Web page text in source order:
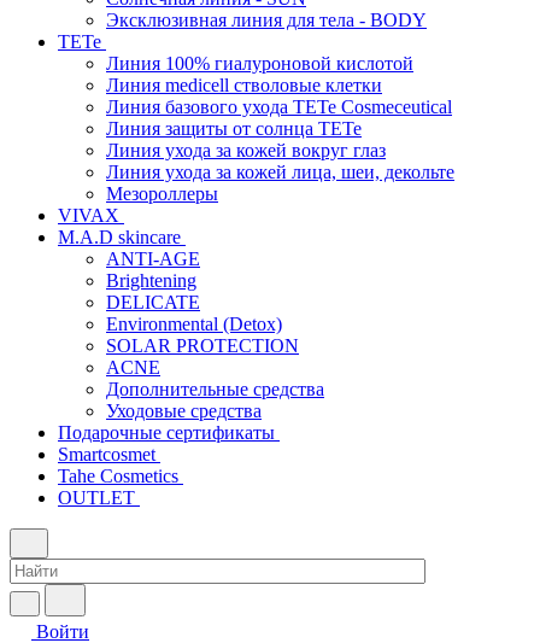
Эксклюзивная линия для тела - BODY
TETe
Линия 100% гиалуроновой кислотой
Линия medicell стволовые клетки
Линия базового ухода TETe Cosmeceutical
Линия защиты от солнца TETe
Линия ухода за кожей вокруг глаз
Линия ухода за кожей лица, шеи, декольте
Мезороллеры
VIVAX
M.A.D skincare
ANTI-AGE
Brightening
DELICATE
Environmental (Detox)
SOLAR PROTECTION
АCNE
Дополнительные средства
Уходовые средства
Подарочные сертификаты
Smartcosmet
Tahe Cosmetics
OUTLET
Войти